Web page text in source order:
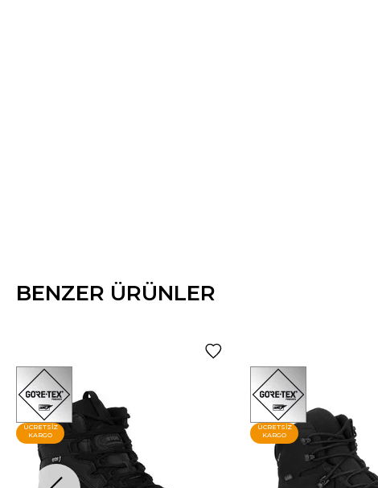
BENZER ÜRÜNLER
ÜCRETSIZ
KARGO
ÜCRETSIZ
KARGO